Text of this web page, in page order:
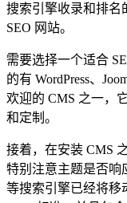
搜索引擎收录和排名
SEO 网站。
需要选择一个适合
的有 WordPress、
欢迎的 CMS 之一，
和定制。
接着，在安装 CMS
特别注意主题是否响
等搜索引擎已经将移